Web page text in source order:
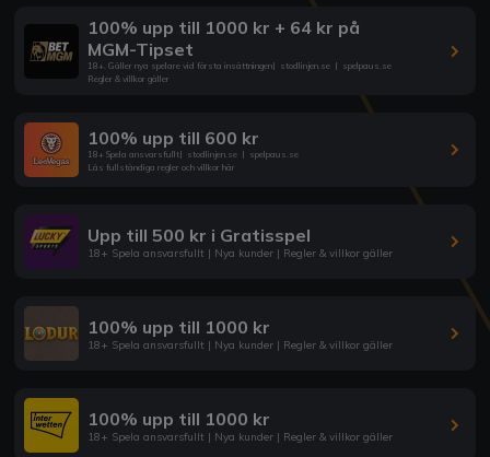
100% upp till 1000 kr + 64 kr på
MGM-Tipset
18+. Gäller nya spelare vid första insättningen| stodlinjen.se | spelpaus.se
Regler & villkor gäller
100% upp till 600 kr
18+ Spela ansvarsfullt| stodlinjen.se | spelpaus.se
Läs fullständiga regler och villkor här
Upp till 500 kr i Gratisspel
18+ Spela ansvarsfullt | Nya kunder | Regler & villkor gäller
100% upp till 1000 kr
18+ Spela ansvarsfullt | Nya kunder | Regler & villkor gäller
100% upp till 1000 kr
18+ Spela ansvarsfullt | Nya kunder | Regler & villkor gäller